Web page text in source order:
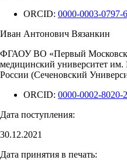
ORCID: 0000-0003-0797-
Иван Антонович Вязанкин
ФГАОУ ВО «Первый
медицинский университет
России (Сеченовский
ORCID: 0000-0002-8020-
Дата поступления:
30.12.2021
Дата принятия в печать: